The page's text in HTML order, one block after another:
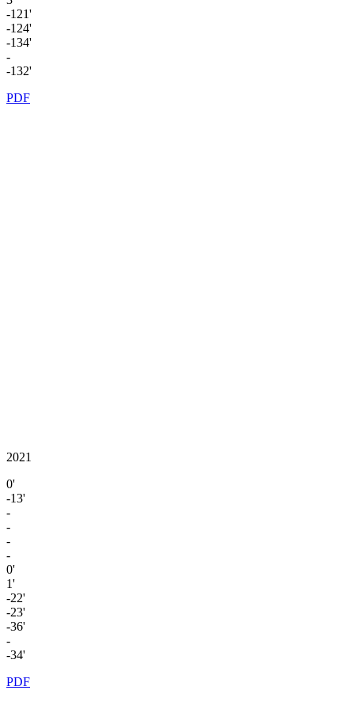
-121'
-124'
-134'
-
-132'
PDF
2021
0'
-13'
-
-
-
-
0'
1'
-22'
-23'
-36'
-
-34'
PDF